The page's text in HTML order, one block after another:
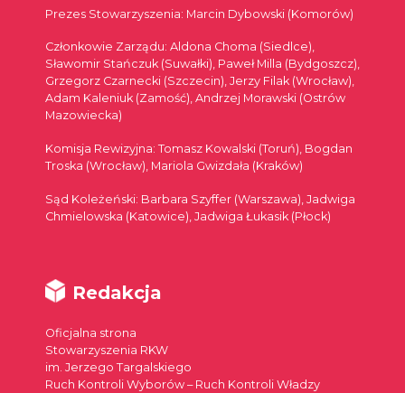
Prezes Stowarzyszenia: Marcin Dybowski (Komorów)
Członkowie Zarządu: Aldona Choma (Siedlce),
Sławomir Stańczuk (Suwałki), Paweł Milla (Bydgoszcz),
Grzegorz Czarnecki (Szczecin), Jerzy Filak (Wrocław),
Adam Kaleniuk (Zamość), Andrzej Morawski (Ostrów
Mazowiecka)
Komisja Rewizyjna: Tomasz Kowalski (Toruń), Bogdan
Troska (Wrocław), Mariola Gwizdała (Kraków)
Sąd Koleżeński: Barbara Szyffer (Warszawa), Jadwiga
Chmielowska (Katowice), Jadwiga Łukasik (Płock)
Redakcja
Oficjalna strona
Stowarzyszenia RKW
im. Jerzego Targalskiego
Ruch Kontroli Wyborów – Ruch Kontroli Władzy